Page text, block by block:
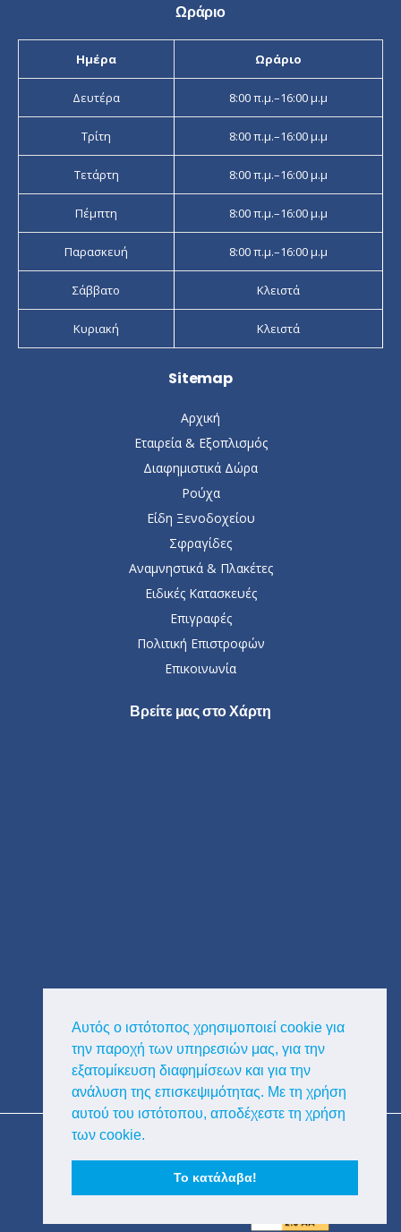
Αυτός ο ιστότοπος χρησιμοποιεί cookie για
την παροχή των υπηρεσιών μας, για την
εξατομίκευση διαφημίσεων και για την
ανάλυση της επισκεψιμότητας. Με τη χρήση
αυτού του ιστότοπου, αποδέχεστε τη χρήση
των cookie.
Το κατάλαβα!
Ωράριο
Ημέρα Ωράριο
Δευτέρα 8:00 π.μ.–16:00 μ.μ
Τρίτη 8:00 π.μ.–16:00 μ.μ
Τετάρτη 8:00 π.μ.–16:00 μ.μ
Πέμπτη 8:00 π.μ.–16:00 μ.μ
Παρασκευή 8:00 π.μ.–16:00 μ.μ
Σάββατο Κλειστά
Κυριακή Κλειστά
Sitemap
Αρχική
Εταιρεία & Εξοπλισμός
Διαφημιστικά Δώρα
Ρούχα
Είδη Ξενοδοχείου
Σφραγίδες
Αναμνηστικά & Πλακέτες
Ειδικές Κατασκευές
Επιγραφές
Πολιτική Επιστροφών
Επικοινωνία
Βρείτε μας στο Χάρτη
Copyright © Κυκλαδική Διαφημιστική